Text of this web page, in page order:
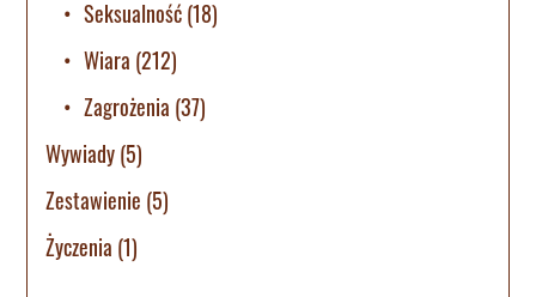
Seksualność(18)
Wiara (212)
Zagrożenia (37)
Wywiady(5)
Zestawienie (5)
Życzenia (1)